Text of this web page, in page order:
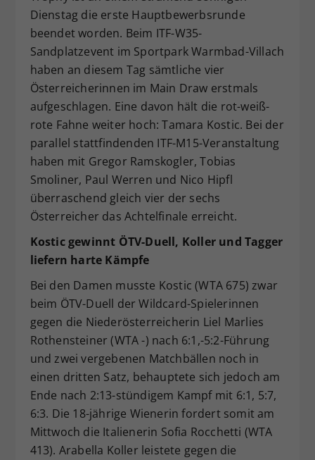
Dienstag die erste Hauptbewerbsrunde
beendet worden. Beim ITF-W35-
Sandplatzevent im Sportpark Warmbad-Villach
haben an diesem Tag sämtliche vier
Österreicherinnen im Main Draw erstmals
aufgeschlagen. Eine davon hält die rot-weiß-
rote Fahne weiter hoch: Tamara Kostic. Bei der
parallel stattfindenden ITF-M15-Veranstaltung
haben mit Gregor Ramskogler, Tobias
Smoliner, Paul Werren und Nico Hipfl
überraschend gleich vier der sechs
Österreicher das Achtelfinale erreicht.
Kostic gewinnt ÖTV-Duell, Koller und Tagger
liefern harte Kämpfe
Bei den Damen musste Kostic (WTA 675) zwar
beim ÖTV-Duell der Wildcard-Spielerinnen
gegen die Niederösterreicherin Liel Marlies
Rothensteiner (WTA -) nach 6:1,-5:2-Führung
und zwei vergebenen Matchbällen noch in
einen dritten Satz, behauptete sich jedoch am
Ende nach 2:13-stündigem Kampf mit 6:1, 5:7,
6:3. Die 18-jährige Wienerin fordert somit am
Mittwoch die Italienerin Sofia Rocchetti (WTA
413). Arabella Koller leistete gegen die
Zweck
Dieser Wert speichert Ihre Consent-
Einstellungen. Unter anderem eine
zufällig generierte ID, für die
historische Speicherung Ihrer
vorgenommen Einstellungen, falls der
Webseiten-Betreiber dies eingestellt
hat.